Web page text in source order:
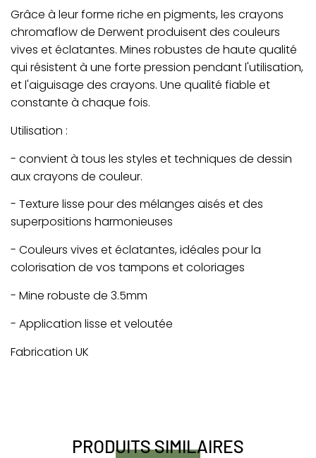
Grâce à leur forme riche en pigments, les crayons
chromaflow de Derwent produisent des couleurs
vives et éclatantes. Mines robustes de haute qualité
qui résistent à une forte pression pendant l'utilisation,
et l'aiguisage des crayons. Une qualité fiable et
constante à chaque fois.
Utilisation :
- convient à tous les styles et techniques de dessin
aux crayons de couleur.
- Texture lisse pour des mélanges aisés et des
superpositions harmonieuses
- Couleurs vives et éclatantes, idéales pour la
colorisation de vos tampons et coloriages
- Mine robuste de 3.5mm
- Application lisse et veloutée
Fabrication UK
PRODUITS SIMILAIRES